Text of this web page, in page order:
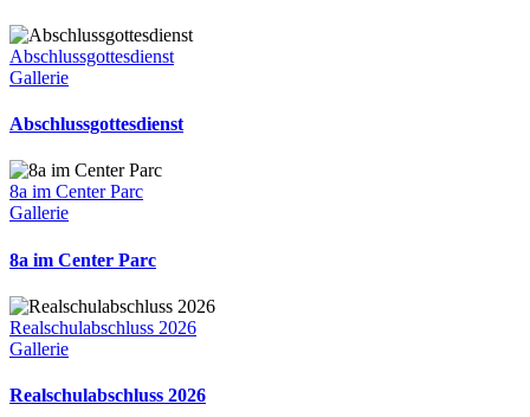
Abschlussgottesdienst
Gallerie
Abschlussgottesdienst
8a im Center Parc
Gallerie
8a im Center Parc
Realschulabschluss 2026
Gallerie
Realschulabschluss 2026